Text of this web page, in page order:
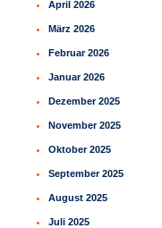
April 2026
März 2026
Februar 2026
Januar 2026
Dezember 2025
November 2025
Oktober 2025
September 2025
August 2025
Juli 2025